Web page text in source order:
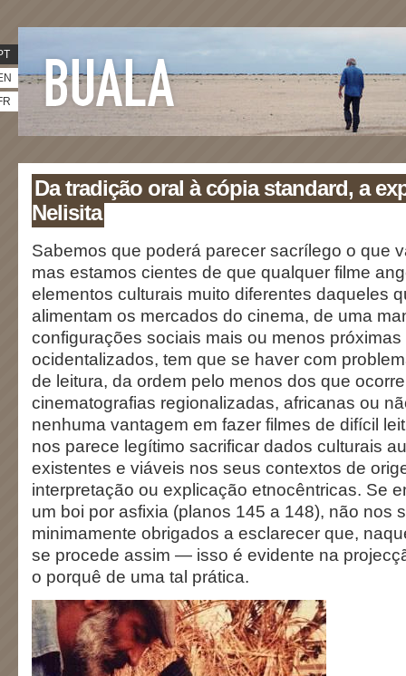
Da tradição oral à cópia standard, a
Nelisita
Sabemos que poderá parecer sacrílego o que
mas estamos cientes de que qualquer filme
elementos culturais muito diferentes daqueles
alimentam os mercados do cinema, de uma
configurações sociais mais ou menos
ocidentalizados, tem que se haver com
de leitura, da ordem pelo menos dos que
cinematografias regionalizadas, africanas ou
nenhuma vantagem em fazer filmes de difícil
nos parece legítimo sacrificar dados culturais
existentes e viáveis nos seus contextos de
interpretação ou explicação etnocêntricas. Se
um boi por asfixia (planos 145 a 148), não nos
minimamente obrigados a esclarecer que,
se procede assim — isso é evidente na
o porquê de uma tal prática.